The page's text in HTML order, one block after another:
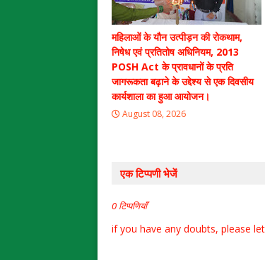
महिलाओं के यौन उत्पीड़न की रोकथाम,
निषेध एवं प्रतितोष अधिनियम, 2013
POSH Act के प्रावधानों के प्रति
जागरूकता बढ़ाने के उद्देश्य से एक दिवसीय
कार्यशाला का हुआ आयोजन।
August 08, 2026
एक टिप्पणी भेजें
0 टिप्पणियाँ
if you have any doubts, please